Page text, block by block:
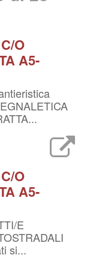
O
A5-
O
A5-
E
si...